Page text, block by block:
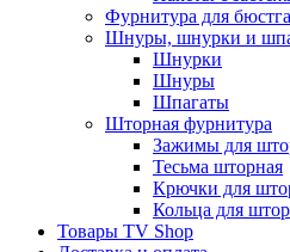
Фурнитура для
Шнуры, шнурки и
Шнурки
Шнуры
Шпагаты
Шторная фурнитура
Зажимы для
Тесьма шторная
Крючки для
Кольца для штор
Товары TV Shop